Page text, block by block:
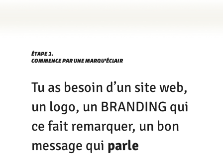
ÉTAPE 1.
COMMENCE PAR UNE MARQU'ÉCLAIR
Tu as besoin d’un site web,
un logo, un BRANDING qui
ce fait remarquer, un bon
message qui parle